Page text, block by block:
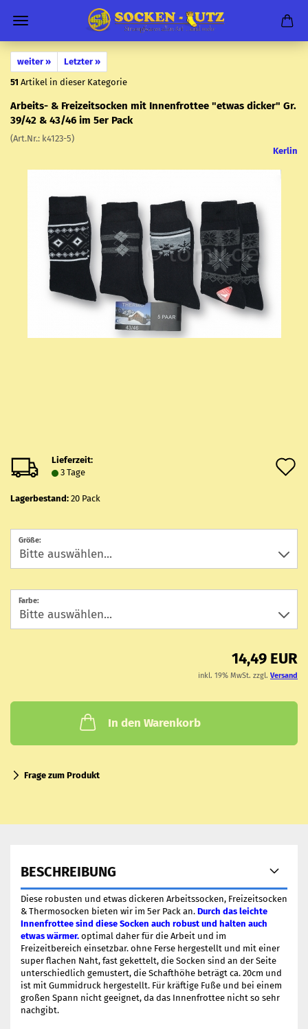
weiter »
Letzter »
51 Artikel in dieser Kategorie
Arbeits-​ & Frei­zeit­so­cken mit In­nen­frot­tee "etwas di­cker" Gr.
39/42 & 43/46 im 5er Pack
(Art.Nr.: k4123-​5)
Kerlin
Lieferzeit:
3 Tage
Lagerbestand: 20 Pack
Größe:
Farbe:
14,49 EUR
inkl. 19% MwSt. zzgl. Versand
In den Warenkorb
Frage zum Produkt
BESCHREIBUNG
Diese robusten und etwas dickeren Arbeitssocken, Freizeitsocken
& Thermosocken bieten wir im 5er Pack an. Durch das leichte
Innenfrottee sind diese Socken auch robust und halten auch
etwas wärmer. optimal daher für die Arbeit und im
Freizeitbereich einsetzbar. ohne Ferse hergestellt und mit einer
super flachen Naht, fast gekettelt, die Socken sind an der Seite
unterschiedlich gemustert, die Schafthöhe beträgt ca. 20cm und
ist mit Gummidruck hergestellt. Für kräftige Fuße und bei einem
großen Spann nicht geeignet, da das Innenfrottee nicht so sehr
nachgibt.